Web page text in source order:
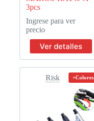
3pcs
Ingrese para ver
precio
Ver detalles
Risk +Colores